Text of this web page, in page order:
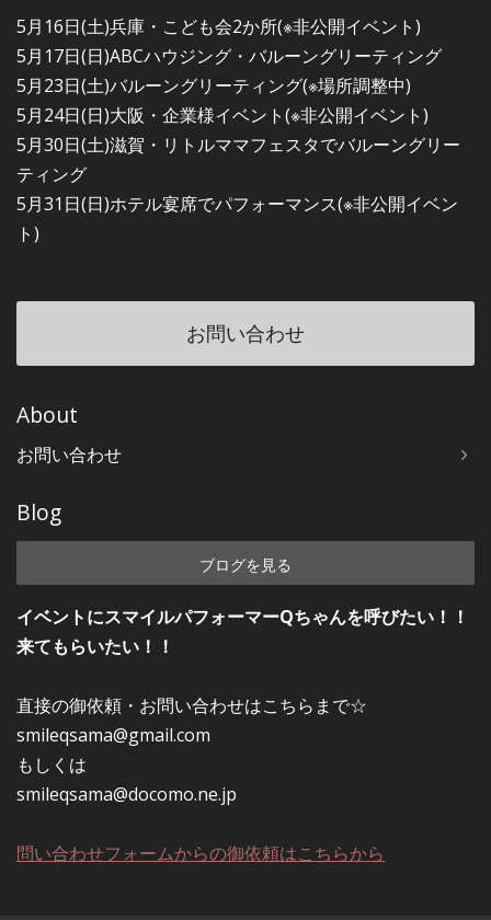
5月16日(土)兵庫・こども会2か所(※非公開イベント)
5月17日(日)ABCハウジング・バルーングリーティング
5月23日(土)バルーングリーティング(※場所調整中)
5月24日(日)大阪・企業様イベント(※非公開イベント)
5月30日(土)滋賀・リトルママフェスタでバルーングリー
ティング
5月31日(日)ホテル宴席でパフォーマンス(※非公開イベン
ト)
お問い合わせ
About
お問い合わせ
Blog
ブログを見る
イベントにスマイルパフォーマーQちゃんを呼びたい！！
来てもらいたい！！
直接の御依頼・お問い合わせはこちらまで☆
smileqsama@gmail.com
もしくは
smileqsama@docomo.ne.jp
問い合わせフォームからの御依頼はこちらから